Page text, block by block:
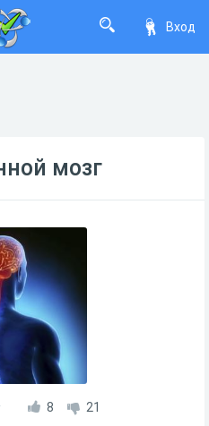
Вход
мозг
8 21